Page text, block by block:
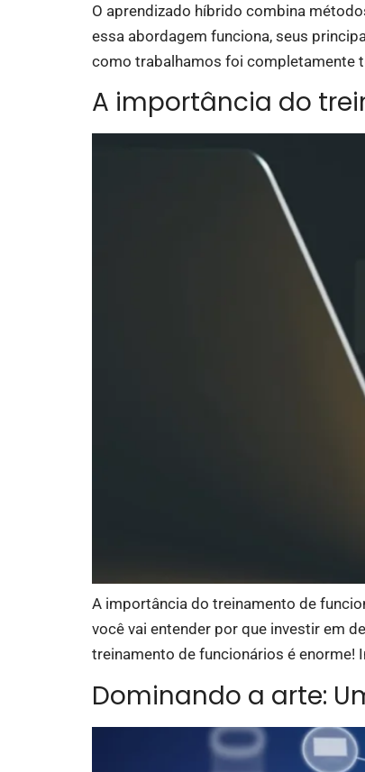
O aprendizado híbrido combina
essa abordagem funciona, seus
como trabalhamos foi completamente
A importância do
A importância do treinamento de
você vai entender por que investir em
treinamento de funcionários é enorme!
Dominando a arte: